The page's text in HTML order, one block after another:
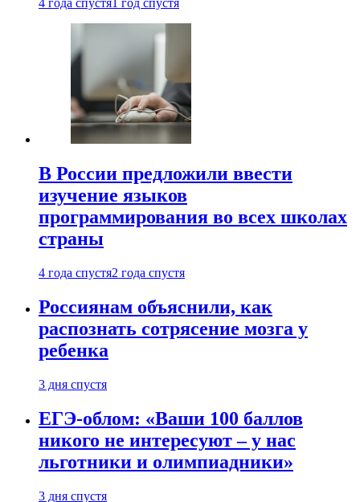
4 года спустя 1 год спустя
В России предложили ввести
изучение языков
программирования во всех школах
страны
4 года спустя2 года спустя
Россиянам объяснили, как
распознать сотрясение мозга у
ребенка
3 дня спустя
ЕГЭ-облом: «Ваши 100 баллов
никого не интересуют – у нас
льготники и олимпиадники»
3 дня спустя